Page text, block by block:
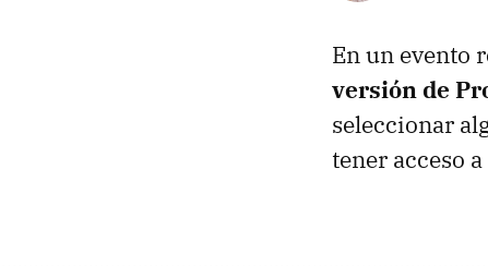
En un evento
versión de
seleccionar
tener acceso